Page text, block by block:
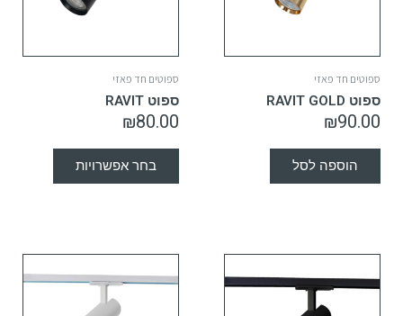
ספוטים חד פאזי
ספוט RAVIT GOLD
₪90.00
הוספה לסל
ספוטים חד פאזי
ספוט RAVIT
₪80.00
בחר אפשרויות